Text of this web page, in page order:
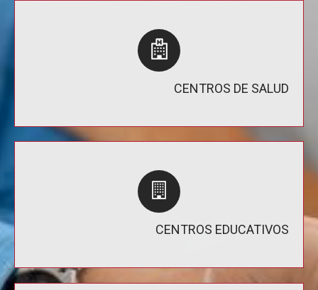
CENTROS DE SALUD
CENTROS EDUCATIVOS